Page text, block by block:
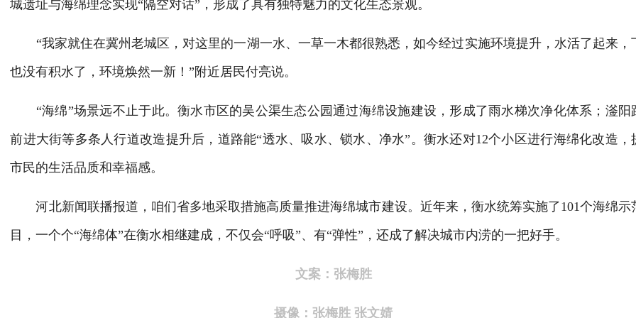
城遗址与海绵理念实现“隔空对话”，形成了具有独特魅力的文化生态景观。
“我家就住在冀州老城区，对这里的一湖一水、一草一木都很熟悉，如今经过实施环境提升，水活了起来，
也没有积水了，环境焕然一新！”附近居民付亮说。
“海绵”场景远不止于此。衡水市区的吴公渠生态公园通过海绵设施建设，形成了雨水梯次净化体系；滏阳
前进大街等多条人行道改造提升后，道路能“透水、吸水、锁水、净水”。衡水还对12个小区进行海绵化改造，
市民的生活品质和幸福感。
河北新闻联播报道，咱们省多地采取措施高质量推进海绵城市建设。近年来，衡水统筹实施了101个海绵示
目，一个个“海绵体”在衡水相继建成，不仅会“呼吸”、有“弹性”，还成了解决城市内涝的一把好手。
文案：张梅胜
摄像：张梅胜 张文婧